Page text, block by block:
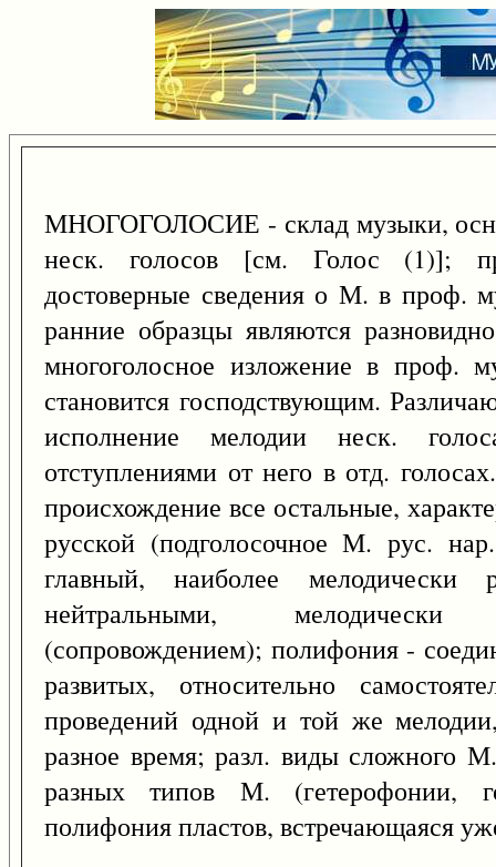
МНОГОГОЛОСИЕ - склад музыки,
неск. голосов [см. Голос (1)];
достоверные сведения о М. в проф.
ранние образцы являются
многоголосное изложение в проф.
становится господствующим.
исполнение мелодии неск.
отступлениями от него в отд.
происхождение все остальные,
русской (подголосочное М. рус.
главный, наиболее мелодически
нейтральными,
(сопровождением); полифония -
развитых, относительно
проведений одной и той же
разное время; разл. виды сложного
разных типов М. (гетерофонии,
полифония пластов, встречающаяся